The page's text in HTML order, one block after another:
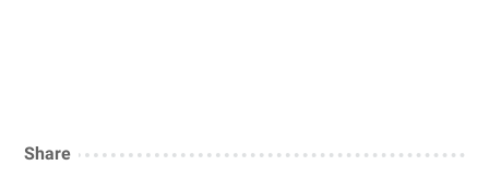
Share